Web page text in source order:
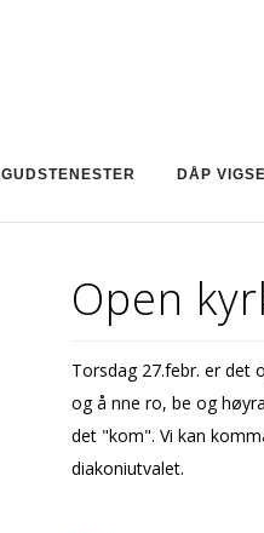
GUDSTENESTER DÅP
Open
Torsdag 27.febr. er det
og å finne ro, be og
det "kom". Vi kan
diakoniutvalet.